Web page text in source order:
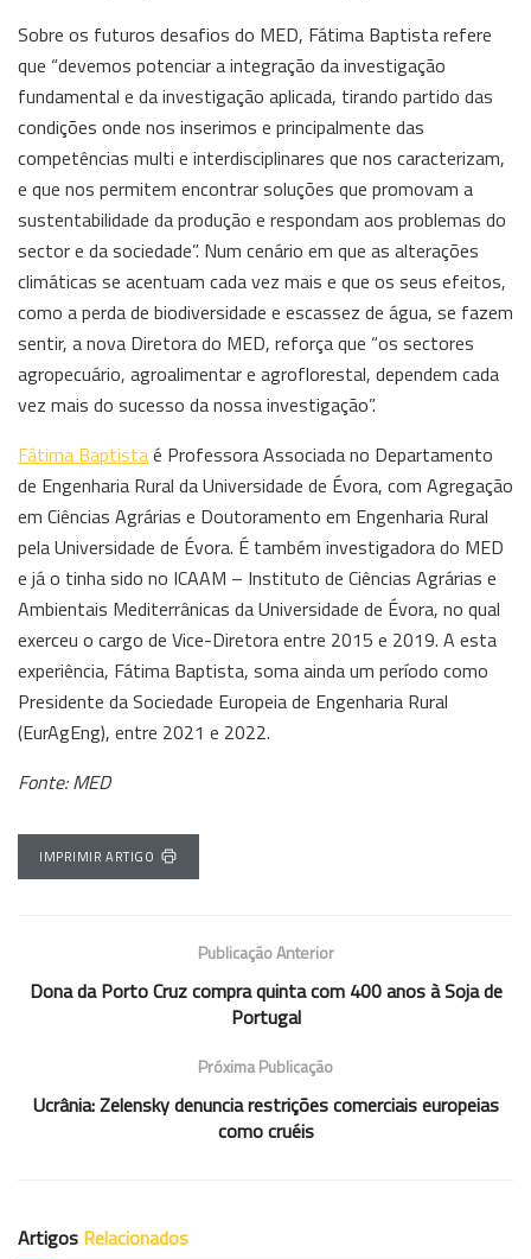
Sobre os futuros desafios do MED, Fátima Baptista refere
que “devemos potenciar a integração da investigação
fundamental e da investigação aplicada, tirando partido das
condições onde nos inserimos e principalmente das
competências multi e interdisciplinares que nos caracterizam,
e que nos permitem encontrar soluções que promovam a
sustentabilidade da produção e respondam aos problemas do
sector e da sociedade”. Num cenário em que as alterações
climáticas se acentuam cada vez mais e que os seus efeitos,
como a perda de biodiversidade e escassez de água, se fazem
sentir, a nova Diretora do MED, reforça que “os sectores
agropecuário, agroalimentar e agroflorestal, dependem cada
vez mais do sucesso da nossa investigação”.
Fátima Baptistaé Professora Associada no Departamento
de Engenharia Rural da Universidade de Évora, com Agregação
em Ciências Agrárias e Doutoramento em Engenharia Rural
pela Universidade de Évora. É também investigadora do MED
e já o tinha sido no ICAAM – Instituto de Ciências Agrárias e
Ambientais Mediterrânicas da Universidade de Évora, no qual
exerceu o cargo de Vice-Diretora entre 2015 e 2019. A esta
experiência, Fátima Baptista, soma ainda um período como
Presidente da Sociedade Europeia de Engenharia Rural
(EurAgEng), entre 2021 e 2022.
Fonte: MED
IMPRIMIR ARTIGO
Publicação Anterior
Dona da Porto Cruz compra quinta com 400 anos à Soja de
Portugal
Próxima Publicação
Ucrânia: Zelensky denuncia restrições comerciais europeias
como cruéis
Artigos Relacionados